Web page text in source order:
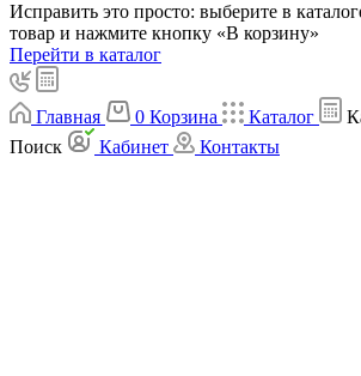
Исправить это просто: выберите в
товар и нажмите кнопку «В корзину»
Перейти в каталог
Главная 0 Корзина Каталог
Поиск
Кабинет Контакты